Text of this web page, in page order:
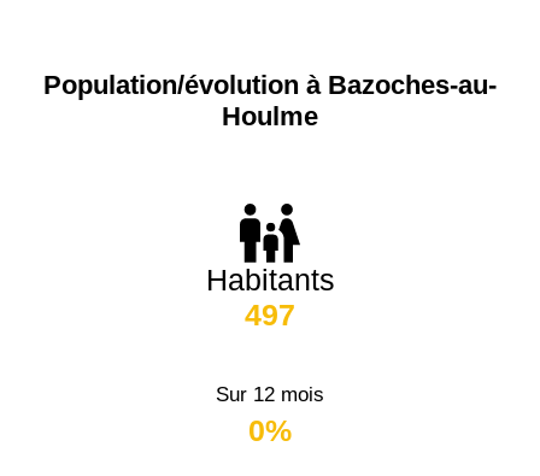
Population/évolution à Bazoches-au-
Houlme
Habitants
497
Sur 12 mois
0%